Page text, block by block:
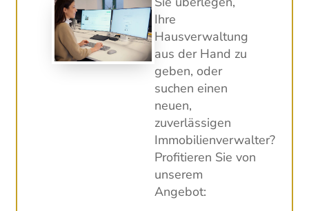
Ihre
Hausverwaltung
aus der Hand zu
geben, oder
suchen einen
neuen,
zuverlässigen
Immobilienverwalter?
Profitieren Sie von
unserem
Angebot: